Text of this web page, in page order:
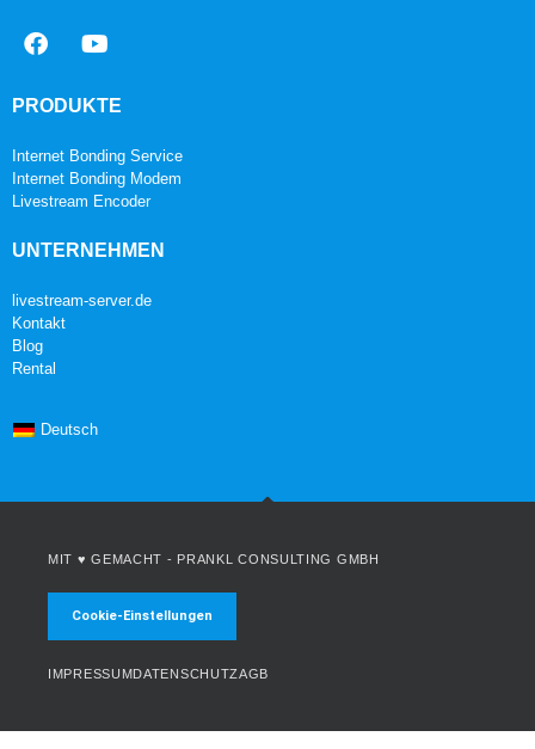
PRODUKTE
Internet Bonding Service
Internet Bonding Modem
Livestream Encoder
UNTERNEHMEN
livestream-server.de
Kontakt
Blog
Rental
Deutsch
MIT ♥ GEMACHT - PRANKL CONSULTING GMBH
Cookie-Einstellungen
IMPRESSUMDATENSCHUTZAGB